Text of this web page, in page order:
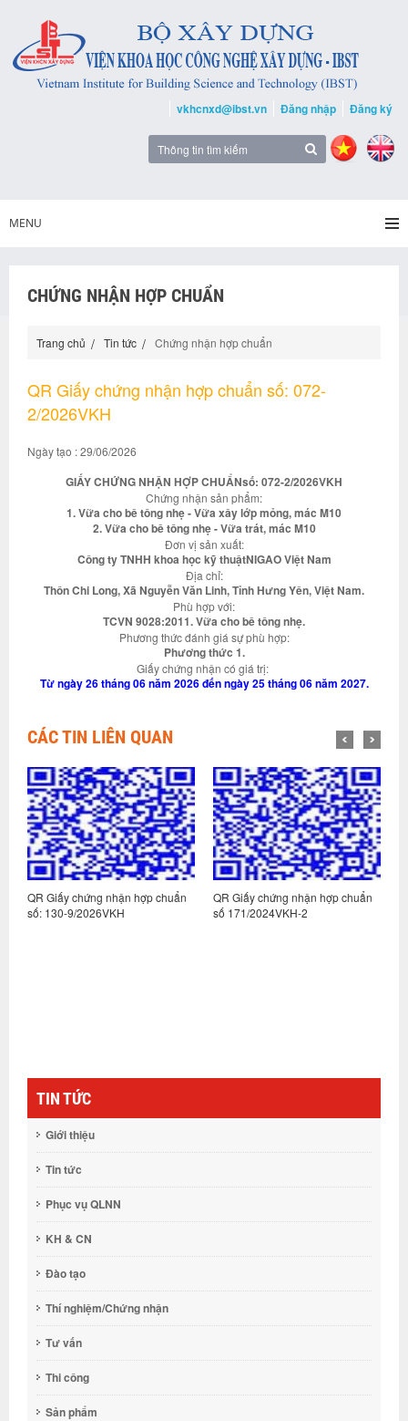
vkhcnxd@ibst.vn Đăng nhập Đăng ký
MENU
CHỨNG NHẬN HỢP CHUẨN
Trang chủ Tin tức Chứng nhận hợp chuẩn
QR Giấy chứng nhận hợp chuẩn số: 072-
2/2026VKH
Ngày tạo : 29/06/2026
GIẤY CHỨNG NHẬN HỢP CHUẨNsố: 072-2/2026VKH
Chứng nhận sản phẩm:
1. Vữa cho bê tông nhẹ - Vữa xây lớp mỏng, mác M10
2. Vữa cho bê tông nhẹ - Vữa trát, mác M10
Đơn vị sản xuất:
Công ty TNHH khoa học kỹ thuậtNIGAO Việt Nam
Địa chỉ:
Thôn Chi Long, Xã Nguyễn Văn Linh, Tỉnh Hưng Yên, Việt Nam.
Phù hợp với:
TCVN 9028:2011. Vữa cho bê tông nhẹ.
Phương thức đánh giá sự phù hợp:
Phương thức 1.
Giấy chứng nhận có giá trị:
Từ ngày 26 tháng 06 năm 2026 đến ngày 25 tháng 06 năm 2027.
CÁC TIN LIÊN QUAN
QR Giấy chứng nhận hợp chuẩn
số: 130-9/2026VKH
QR Giấy chứng nhận hợp chuẩn
số 171/2024VKH-2
TIN TỨC
Giới thiệu
Tin tức
Phục vụ QLNN
KH & CN
Đào tạo
Thí nghiệm/Chứng nhận
Tư vấn
Thi công
Sản phẩm